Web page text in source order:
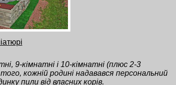
9-кімнатні і 10-кімнатні (плюс 2-3
кожній родині надавався персональний
пили від власних корів.